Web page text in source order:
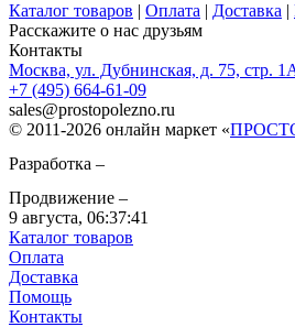
Каталог товаров | Оплата | Доставка |
Расскажите о нас друзьям
Контакты
Москва, ул. Дубнинская, д. 75, стр.
+7 (495) 664-61-09
sales@prostopolezno.ru
© 2011-2026 онлайн маркет «
Разработка –
Продвижение –
9 августа, 06:37:41
Каталог товаров
Оплата
Доставка
Помощь
Контакты